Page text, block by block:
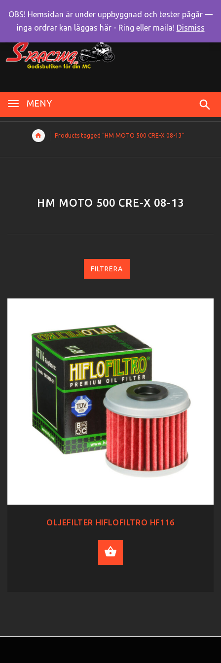
MENY
Products tagged “HM MOTO 500 CRE-X 08-13”
HM MOTO 500 CRE-X 08-13
FILTRERA
OLJEFILTER HIFLOFILTRO HF116
OBS! Hemsidan är under uppbyggnad och tester pågår —
inga ordrar kan läggas här - Ring eller maila! Dismiss